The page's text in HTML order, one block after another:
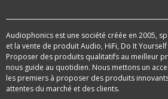
Audiophonics est une société créée en 2005,
et la vente de produit Audio, HiFi, Do It
Proposer des produits qualitatifs au meilleur
nous guide au quotidien. Nous mettons un
les premiers à proposer des produits
attentes du marché et des clients.